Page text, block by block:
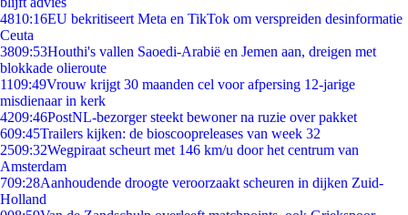
4810:16EU bekritiseert Meta en TikTok om verspreiden desinformatie
Ceuta
3809:53Houthi's vallen Saoedi-Arabië en Jemen aan, dreigen met
blokkade olieroute
1109:49Vrouw krijgt 30 maanden cel voor afpersing 12-jarige
misdienaar in kerk
4209:46PostNL-bezorger steekt bewoner na ruzie over pakket
609:45Trailers kijken: de bioscoopreleases van week 32
2509:32Wegpiraat scheurt met 146 km/u door het centrum van
Amsterdam
709:28Aanhoudende droogte veroorzaakt scheuren in dijken Zuid-
Holland